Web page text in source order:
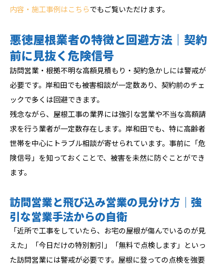
内容・施工事例はこちらでもご覧いただけます。
悪徳屋根業者の特徴と回避方法｜契約
前に見抜く危険信号
訪問営業・根拠不明な高額見積もり・契約急かしには警戒が
必要です。岸和田でも被害相談が一定数あり、契約前のチェ
ックで多くは回避できます。
残念ながら、屋根工事の業界には強引な営業や不当な高額請
求を行う業者が一定数存在します。岸和田でも、特に高齢者
世帯を中心にトラブル相談が寄せられています。事前に「危
険信号」を知っておくことで、被害を未然に防ぐことができ
ます。
訪問営業と飛び込み営業の見分け方｜強
引な営業手法からの自衛
「近所で工事をしていたら、お宅の屋根が傷んでいるのが見
えた」「今日だけの特別割引」「無料で点検します」といっ
た訪問営業には警戒が必要です。屋根に登っての点検を強要